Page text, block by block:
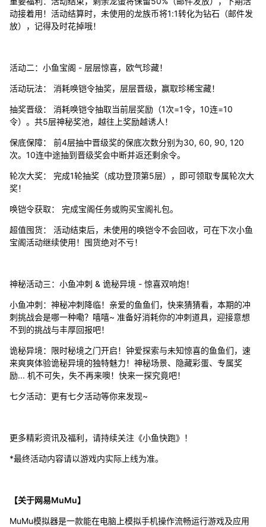
动接着用！活动结算时，未使用的龙族币将1:1转化为钻石（邮件发
放），记得及时花掉哦！
活动二：小鱼宝阁 - 层层惊喜，欧气珍藏！
活动玩法： 消耗唤铠令抽奖，层层晋级，赢取珍稀宝藏！
抽奖晋级： 消耗唤铠令抽取当前层奖励（1次=1令，10连=10
令）。共5层神秘奖池，越往上奖励越诱人！
保底保障： 前4层抽中晋级奖的保底次数分别为30, 60, 90, 120
次。10连中途抽到晋级奖会中断并返还剩余令。
轮次大奖： 完成1轮抽奖（成功登顶第5层），即可领取专属轮次大
奖！
唤铠令获取： 完成宝阁任务或购买宝阁礼包。
超值囤货： 活动结束后，未使用的唤铠令不会回收，可在下次小鱼
宝阁活动继续使用！囤货绝对不亏！
神秘活动三：小鱼冲刺 & 诡秘异境 - 惊喜双响炮！
小鱼冲刺：神秘冲刺降临！亲爱的鱼鱼们，快来猜猜看，本期的冲
刺挑战会是哪一种嘞？嘻嘻~ 准备好消耗你的冲刺道具，迎接意想
不到的挑战与丰厚回报吧！
诡秘异境：限时秘境之门开启！钟爱探索与未知惊喜的鱼鱼们，速
来爽爽体验诡秘异境的独特魅力！神秘场景、隐藏彩蛋、专属奖
励... 机不可失，失不再来噢！快来一探究竟吧！
七夕活动：更有七夕活动等你来发现~
更多精彩资讯及福利，请持续关注《小鱼快跑》！
*最终活动内容请以游戏内实际上线为准。
【关于网易MuMu】
MuMu模拟器是一款能在电脑上模拟手机操作流畅运行游戏及应用